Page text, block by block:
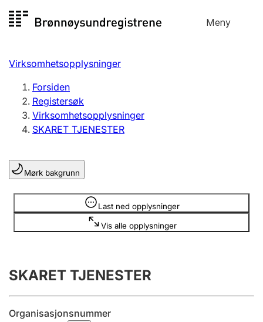
til
Meny
Registersøk
Aksjeselskap
Enkeltpersonforetak
Registrere, endre, slette
Lag og forening
Registrere, endre, slette
Innsending og forsinkelsesgebyr
Virksomhetsopplysninger
Forsiden
Registersøk
Virksomhetsopplysninger
SKARET TJENESTER
Mørk bakgrunn
Last ned opplysninger
Vis alle opplysninger
Opplysninger er skjult
SKARET TJENESTER
Organisasjonsnummer